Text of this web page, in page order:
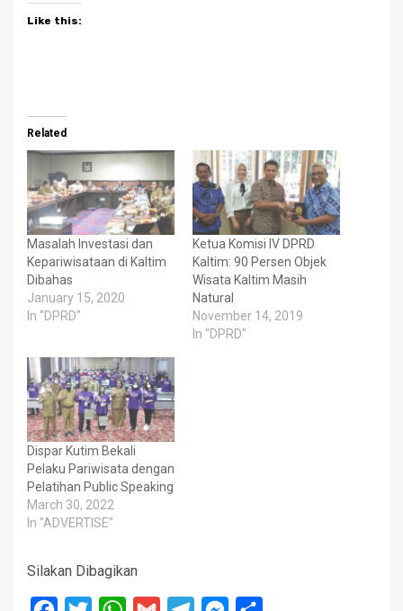
Like this:
Related
Masalah Investasi dan
Kepariwisataan di Kaltim
Dibahas
January 15, 2020
In "DPRD"
Ketua Komisi IV DPRD
Kaltim: 90 Persen Objek
Wisata Kaltim Masih
Natural
November 14, 2019
In "DPRD"
Dispar Kutim Bekali
Pelaku Pariwisata dengan
Pelatihan Public Speaking
March 30, 2022
In "ADVERTISE"
Silakan Dibagikan